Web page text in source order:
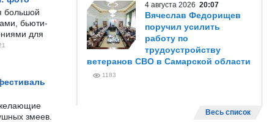
большой
бьюти-
для
змеев.
4 августа 2026 20:07
Вячеслав Федорищев
поручил усилить
работу по
трудоустройству
ветеранов СВО в Самарской области
1183
Весь список